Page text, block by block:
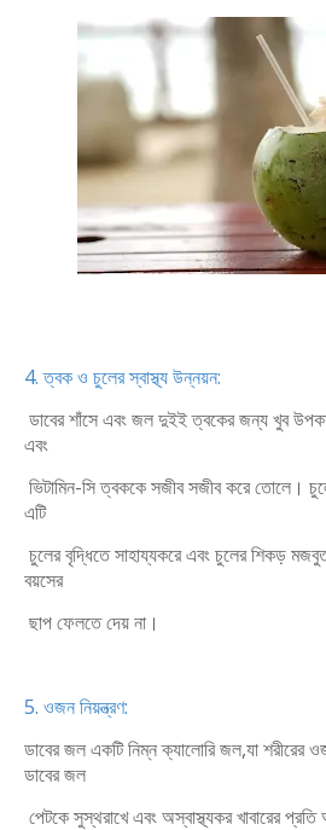
4. ত্বক ও চুলের স্বাস্থ্য উন্নয়ন:
ডাবের শাঁসে এবং জল দুইই ত্বকের জন্য খুব
এবং
ভিটামিন-সি ত্বককে সজীব সজীব করে তোলে।
এটি
চুলের বৃদ্ধিতে সাহায্যকরে এবং চুলের শিকড়
বয়সের
ছাপ ফেলতে দেয় না।
5. ওজন নিয়ন্ত্রণ:
ডাবের জল একটি নিম্ন ক্যালোরি জল,যা শরীরের
ডাবের জল
পেটকে সুস্থরাখে এবং অস্বাস্থ্যকর খাবারের